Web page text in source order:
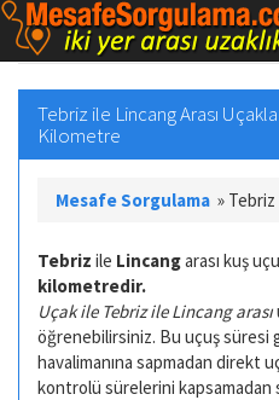
Tebriz ile Lincang Arası
Kilometre
Mesafe Sorgulama » Tebriz
Tebriz ile Lincangarası kuş
kilometredir.
Uçak ile Tebriz ile Lincang arası
öğrenebilirsiniz. Bu uçuş süresi
havalimanına sapmadan direkt
kontrolü sürelerini kapsamadan